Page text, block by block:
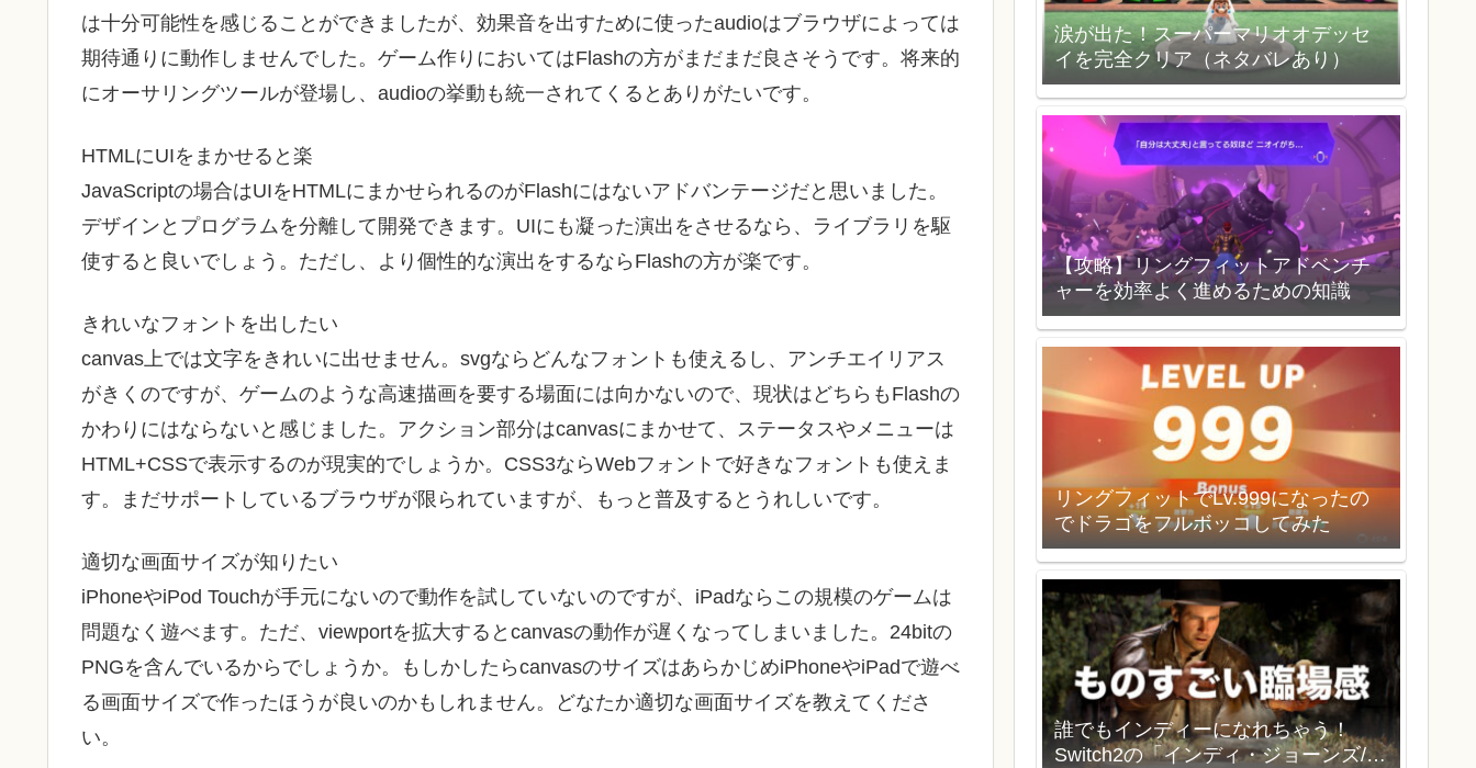
は十分可能性を感じることができましたが、効果音を出すために使ったaudioはブラウザによっては
期待通りに動作しませんでした。ゲーム作りにおいてはFlashの方がまだまだ良さそうです。将来的
にオーサリングツールが登場し、audioの挙動も統一されてくるとありがたいです。
HTMLにUIをまかせると楽
JavaScriptの場合はUIをHTMLにまかせられるのがFlashにはないアドバンテージだと思いました。
デザインとプログラムを分離して開発できます。UIにも凝った演出をさせるなら、ライブラリを駆
使すると良いでしょう。ただし、より個性的な演出をするならFlashの方が楽です。
きれいなフォントを出したい
canvas上では文字をきれいに出せません。svgならどんなフォントも使えるし、アンチエイリアス
がきくのですが、ゲームのような高速描画を要する場面には向かないので、現状はどちらもFlashの
かわりにはならないと感じました。アクション部分はcanvasにまかせて、ステータスやメニューは
HTML+CSSで表示するのが現実的でしょうか。CSS3ならWebフォントで好きなフォントも使えま
す。まだサポートしているブラウザが限られていますが、もっと普及するとうれしいです。
適切な画面サイズが知りたい
iPhoneやiPod Touchが手元にないので動作を試していないのですが、iPadならこの規模のゲームは
問題なく遊べます。ただ、viewportを拡大するとcanvasの動作が遅くなってしまいました。24bitの
PNGを含んでいるからでしょうか。もしかしたらcanvasのサイズはあらかじめiPhoneやiPadで遊べ
る画面サイズで作ったほうが良いのかもしれません。どなたか適切な画面サイズを教えてくださ
い。
涙が出た！スーパーマリオオデッセ
イを完全クリア（ネタバレあり）
【攻略】リングフィットアドベンチ
ャーを効率よく進めるための知識
リングフィットでLv.999になったの
でドラゴをフルボッコしてみた
誰でもインディーになれちゃう！
Switch2の「インディ・ジョーンズ/大